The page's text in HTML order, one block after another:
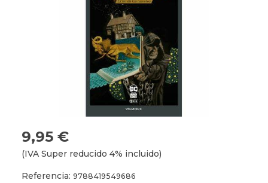
9,95 €
(IVA Super reducido 4% incluido)
Referencia: 9788419549686